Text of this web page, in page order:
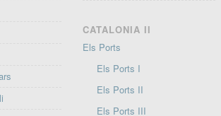
CATALONIA II
Els Ports
Els Ports I
Els Ports II
Els Ports III